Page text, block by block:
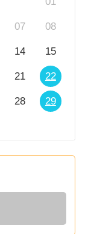
07 08
14 15
21 22
28 29